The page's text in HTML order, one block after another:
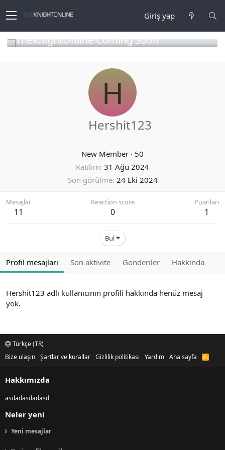
Giriş yap
TheKnightOnline Coming Soon
H
Hershit123
New Member · 50
Katılım 31 Ağu 2024
Son görülme 24 Eki 2024
Mesajlar
11
Reaction score
0
Puanları
1
Bul
Profil mesajları Son aktivite Gönderiler Hakkında
Hershit123 adlı kullanıcının profili hakkında henüz mesaj
yok.
Türkçe (TR)
Bize ulaşın Şartlar ve kurallar Gizlilik politikası Yardım Ana sayfa
R
Hakkımızda
asdadasdadasd
Neler yeni
Yeni mesajlar